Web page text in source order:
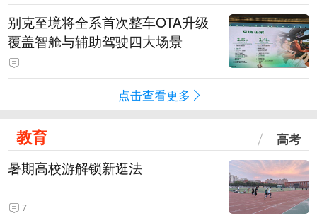
别克至境将全系首次整车OTA升级
覆盖智舱与辅助驾驶四大场景
点击查看更多
教育 高考
暑期高校游解锁新逛法
7